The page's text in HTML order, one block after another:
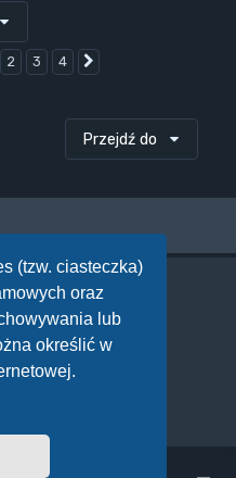
(tzw. ciasteczka)
oraz
lub
określić w
2 3 4
Przejdź do
tematów
postów